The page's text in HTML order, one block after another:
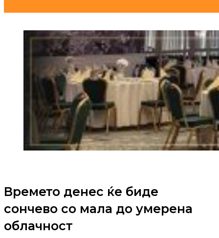
Времето денес ќе биде
сончево со мала до умерена
облачност